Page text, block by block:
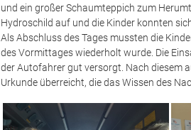
und ein großer Schaumteppich zum
Hydroschild auf und die Kinder konnten
Als Abschluss des Tages mussten die
des Vormittages wiederholt wurde. Die
der Autofahrer gut versorgt. Nach diesem
Urkunde überreicht, die das Wissen des